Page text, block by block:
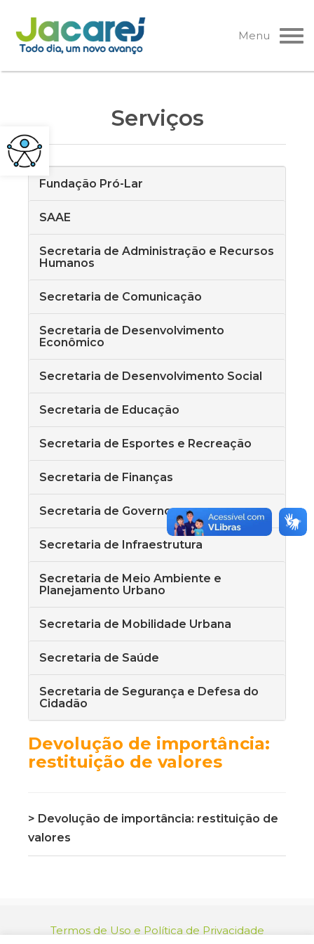
Pular
para
o
Menu
Serviços
Fundação Pró-Lar
SAAE
Secretaria de Administração e Recursos
Humanos
Secretaria de Comunicação
Secretaria de Desenvolvimento
Econômico
Secretaria de Desenvolvimento Social
Secretaria de Educação
Secretaria de Esportes e Recreação
Secretaria de Finanças
Secretaria de Governo
Secretaria de Infraestrutura
Secretaria de Meio Ambiente e
Planejamento Urbano
Secretaria de Mobilidade Urbana
Secretaria de Saúde
Secretaria de Segurança e Defesa do
Cidadão
Devolução de importância:
restituição de valores
> Devolução de importância: restituição de
valores
Termos de Uso e Política de Privacidade